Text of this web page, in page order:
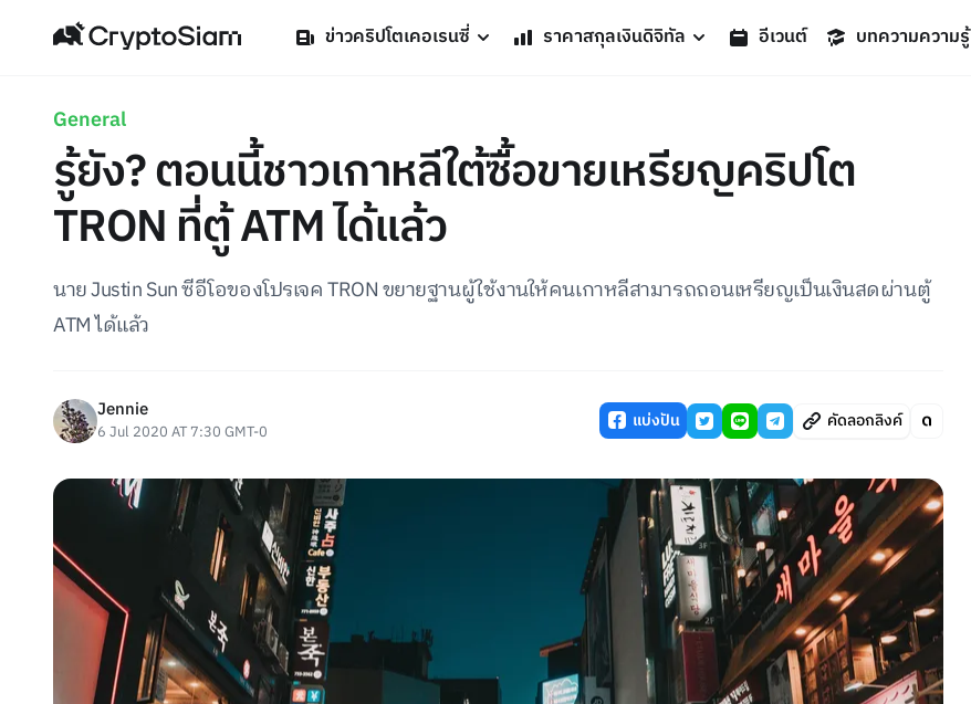
ข่าวคริปโตเคอเรนซี่ ราคาสกุลเงินดิจิทัล อีเวนต์ บทความความรู้
General
รู้ยัง? ตอนนี้ชาวเกาหลีใต้ซื้อขายเหรียญคริปโต
TRON ที่ตู้ ATM ได้แล้ว
นาย Justin Sun ซีอีโอของโปรเจค TRON ขยายฐานผู้ใช้งานให้คนเกาหลีสามารถถอนเหรียญเป็นเงินสดผ่านตู้
ATM ได้แล้ว
Jennie
6 Jul 2020 AT 7:30 GMT-0 แบ่งปัน คัดลอกลิงค์